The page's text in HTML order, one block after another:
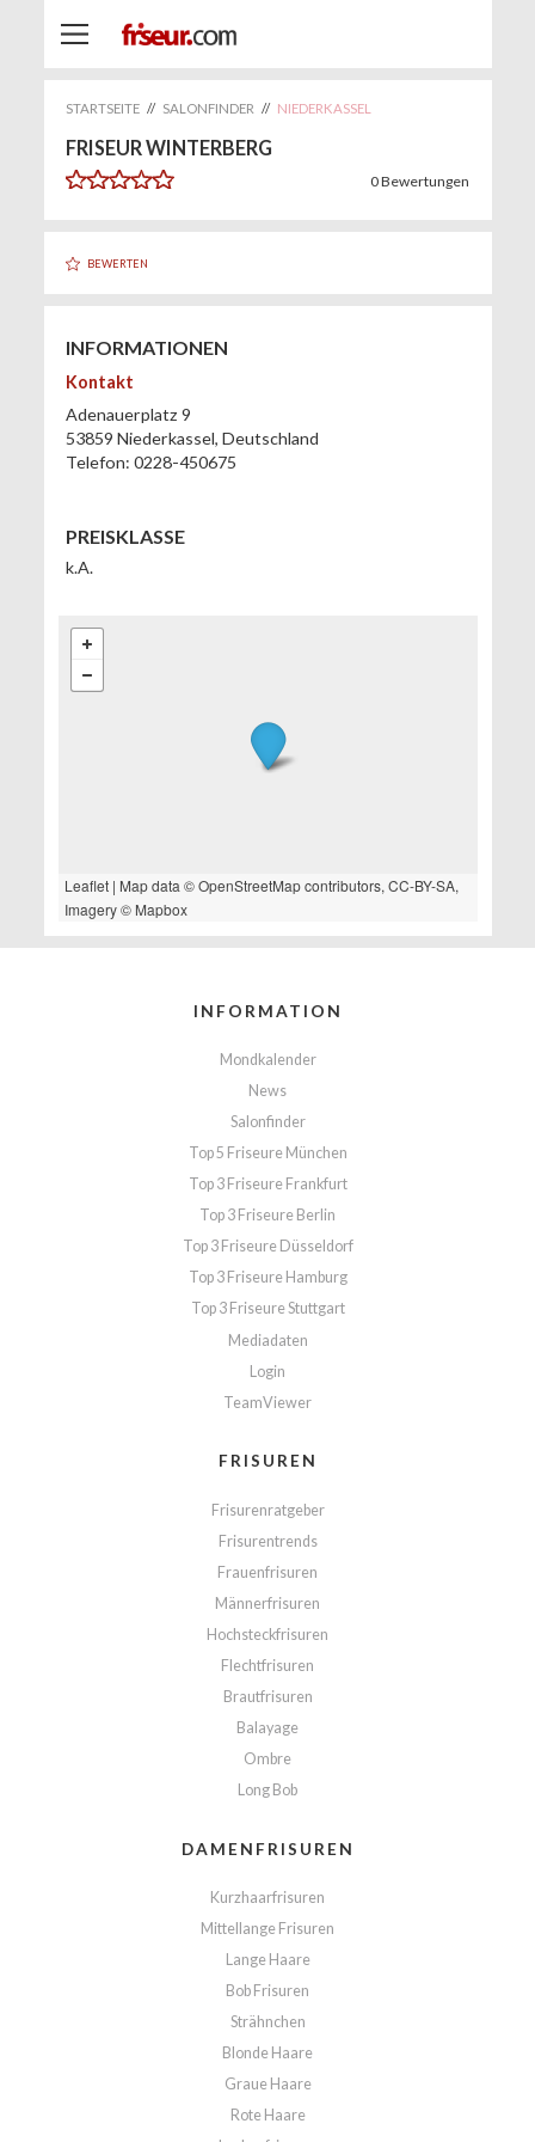
STARTSEITE // SALONFINDER // NIEDERKASSEL
FRISEUR WINTERBERG
0Bewertungen
BEWERTEN
INFORMATIONEN
Kontakt
Adenauerplatz 9
53859 Niederkassel, Deutschland
Telefon: 0228-450675
PREISKLASSE
k.A.
Leaflet| Map data ©OpenStreetMapcontributors, CC-BY-SA,
Imagery © Mapbox
INFORMATION
Mondkalender
News
Salonfinder
Top 5 Friseure München
Top 3 Friseure Frankfurt
Top 3 Friseure Berlin
Top 3 Friseure Düsseldorf
Top 3 Friseure Hamburg
Top 3 Friseure Stuttgart
Mediadaten
Login
TeamViewer
FRISUREN
Frisurenratgeber
Frisurentrends
Frauenfrisuren
Männerfrisuren
Hochsteckfrisuren
Flechtfrisuren
Brautfrisuren
Balayage
Ombre
Long Bob
DAMENFRISUREN
Kurzhaarfrisuren
Mittellange Frisuren
Lange Haare
Bob Frisuren
Strähnchen
Blonde Haare
Graue Haare
Rote Haare